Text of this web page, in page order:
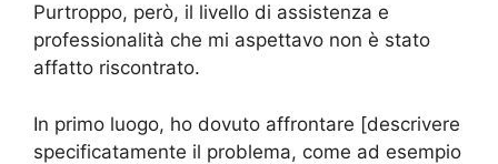
Purtroppo, però, il livello di assistenza e
professionalità che mi aspettavo non è stato
affatto riscontrato.
In primo luogo, ho dovuto affrontare [descrivere
specificatamente il problema, come ad esempio